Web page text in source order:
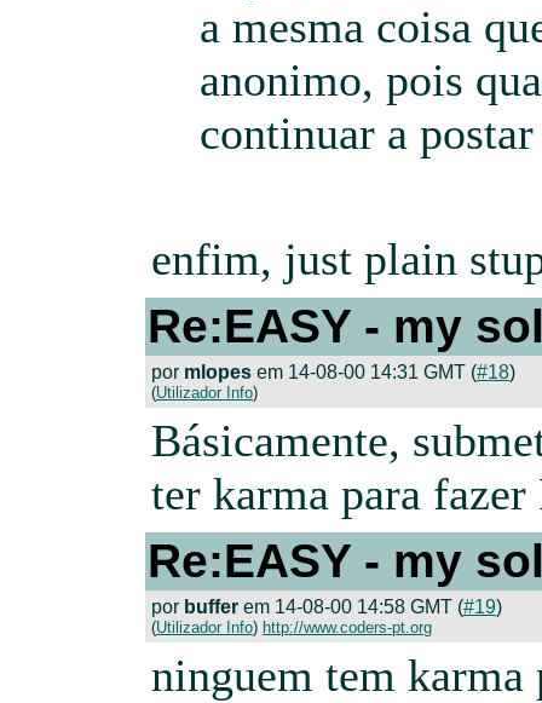
a mesma coisa
anonimo, pois
continuar a postar
enfim, just plain
Re:EASY - my
por mlopes em 14-08-00 14:31 GMT (#18)
(Utilizador Info)
Básicamente,
ter karma para fazer
Re:EASY - my
por buffer em 14-08-00 14:58 GMT (#19)
(Utilizador Info) http://www.coders-pt.org
ninguem tem karma